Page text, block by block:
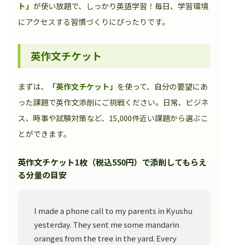
ト」 が使い放題で、しっかり英語学習！毎日、学習環境
にアクセスする習慣づくりにぴったりです。
英作文チケット
まずは、 「英作文チケット」 を使って、自分の要望にあ
った課題で英作文添削にご挑戦ください。日常、ビジネ
ス、時事や試験対策など、15,000件近い課題から選ぶこ
とができます。
英作文チケット1枚（税込550円）で添削してもらえ
る分量の目安
I made a phone call to my parents in Kyushu
yesterday. They sent me some mandarin
oranges from the tree in the yard. Every